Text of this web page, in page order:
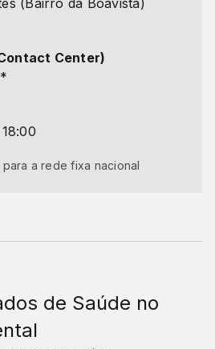
Center)
*
a rede fixa nacional
de Saúde no